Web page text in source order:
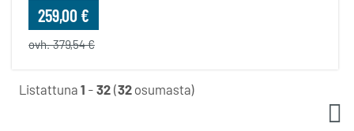
259,00 €
ovh. 379,54 €
Listattuna1 -32 (32osumasta)